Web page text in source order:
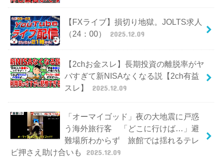
【FXライブ】損切り地獄。JOLTS求人
（24：00）
2025.12.09
【2chお金スレ】長期投資の離脱率がヤ
バすぎて新NISAなくなる説【2ch有益
スレ】
2025.12.09
「オーマイゴッド」夜の大地震に戸惑
う海外旅行客 「どこに行けば…」避
難場所わからず 旅館では揺れるテレ
ビ押さえ助け合いも
2025.12.09